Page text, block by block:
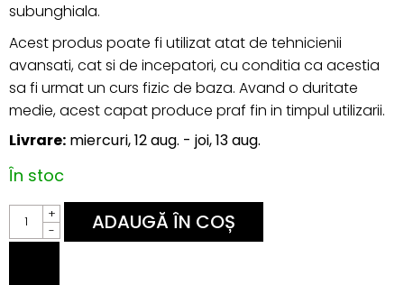
subunghiala.
Acest produs poate fi utilizat atat de tehnicienii
avansati, cat si de incepatori, cu conditia ca acestia
sa fi urmat un curs fizic de baza. Avand o duritate
medie, acest capat produce praf fin in timpul utilizarii.
Livrare: miercuri, 12 aug. - joi, 13 aug.
În stoc
freza
-
+ ADAUGĂ ÎN COȘ